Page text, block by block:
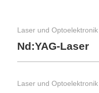
Laser und Optoelektronik
Nd:YAG-Laser
Laser und Optoelektronik